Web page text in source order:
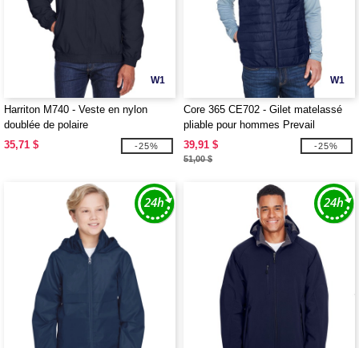
W1
Harriton M740 - Veste en nylon
doublée de polaire
35,71 $
-25%
W1
Core 365 CE702 - Gilet matelassé
pliable pour hommes Prevail
39,91 $
51,00 $
-25%